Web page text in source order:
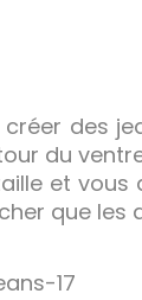
créer des
du
et
que les
17